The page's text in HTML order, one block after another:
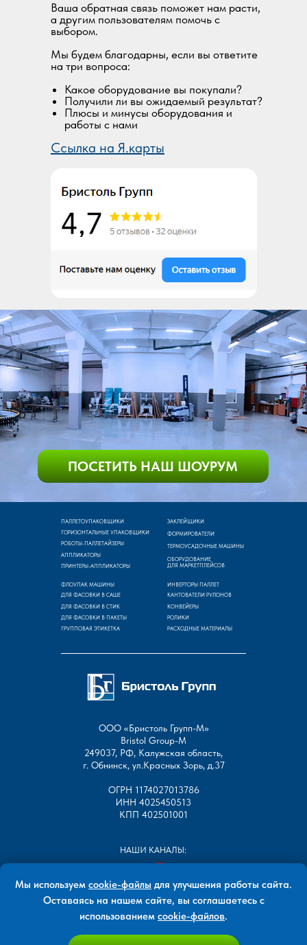
Ваша обратная связь поможет нам расти,
а другим пользователям помочь с
выбором.
Мы будем благодарны, если вы ответите
на три вопроса:
Какое оборудование вы покупали?
Получили ли вы ожидаемый результат?
Плюсы и минусы оборудования и
работы с нами
Ссылка на Я.карты
ПАЛЛЕТОУПАКОВЩИКИ
ГОРИЗОНТАЛЬНЫЕ УПАКОВЩИКИ
ЗАКЛЕЙЩИКИ
ФОРМИРОВАТЕЛИ
ТЕРМОУСАДОЧНЫЕ МАШИНЫ
АППЛИКАТОРЫ
ПРИНТЕРЫ-АППЛИКАТОРЫ
ФЛОУПАК МАШИНЫ
ДЛЯ ФАСОВКИ В СТИК
ДЛЯ ФАСОВКИ В САШЕ
ДЛЯ ФАСОВКИ В ПАКЕТЫ
ОБОРУДОВАНИЕ
ДЛЯ МАРКЕТПЛЕЙСОВ
ГРУППОВАЯ ЭТИКЕТКА
РОБОТЫ-ПАЛЛЕТАЙЗЕРЫ
ИНВЕРТОРЫ ПАЛЛЕТ
КАНТОВАТЕЛИ РУЛОНОВ
КОНВЕЙЕРЫ
РОЛИКИ
РАСХОДНЫЕ МАТЕРИАЛЫ
ООО «Бристоль Групп-М»
Bristol Group-М
249037, РФ, Калужская область,
г. Обнинск, ул.Красных Зорь, д.37
ОГРН 1174027013786
ИНН 4025450513
КПП 402501001
НАШИ КАНАЛЫ:
Мы используем cookie-файлы для улучшения работы сайта.
Оставаясь на нашем сайте, вы соглашаетесь с
использованием cookie-файлов.